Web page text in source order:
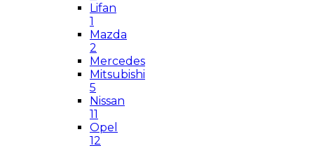
Lifan
1
Mazda
2
Mercedes
Mitsubishi
5
Nissan
11
Opel
12